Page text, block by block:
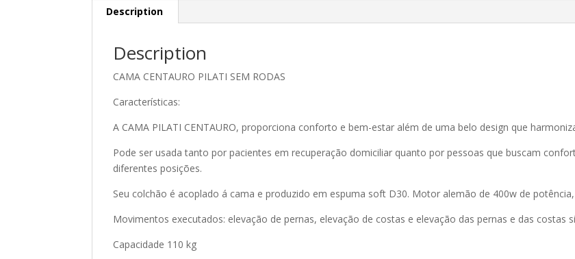
Description
Description
CAMA CENTAURO PILATI SEM RODAS
Características:
A CAMA PILATI CENTAURO, proporciona conforto e bem-estar além de uma belo design que
Pode ser usada tanto por pacientes em recuperação domiciliar quanto por pessoas que buscam
diferentes posições.
Seu colchão é acoplado á cama e produzido em espuma soft D30. Motor alemão de 400w de
Movimentos executados: elevação de pernas, elevação de costas e elevação das pernas e das costas
Capacidade 110 kg